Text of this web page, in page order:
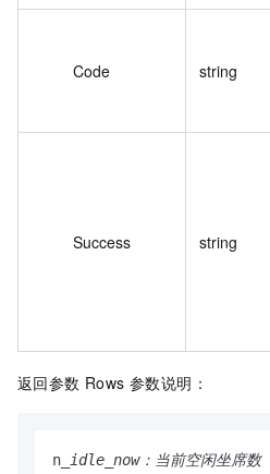
Code string
Success string
返回参数 Rows 参数说明：
n _idle_now：当前空闲坐席数